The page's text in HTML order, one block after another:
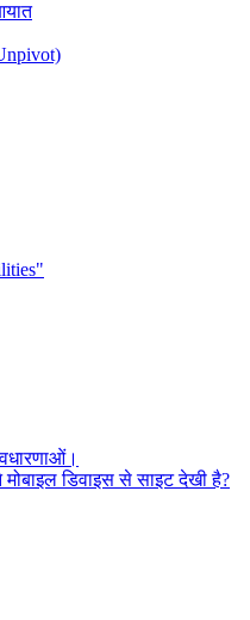
डिवाइस से साइट देखी है?